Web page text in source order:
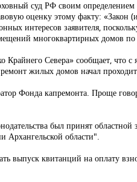
суд РФ своим
оценку этому факту: «Закон
интересов заявителя,
многоквартирных домов по
Крайнего Севера» сообщает, что с
жилых домов начал
Фонда капремонта. Проще
был принят
Архангельской области".
выпуск квитанций на оплату